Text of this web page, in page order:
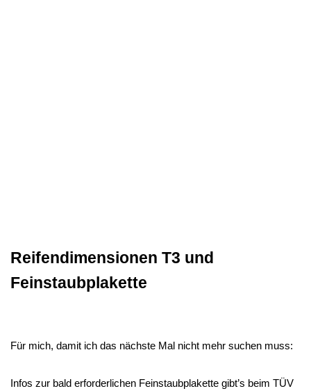
Reifendimensionen T3 und
Feinstaubplakette
Für mich, damit ich das nächste Mal nicht mehr suchen muss:
Infos zur bald erforderlichen Feinstaubplakette gibt’s beim TÜV